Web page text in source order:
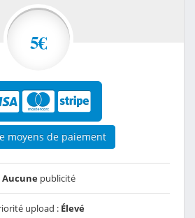
5€
moyens de paiement
Aucunepublicité
upload : Élevé